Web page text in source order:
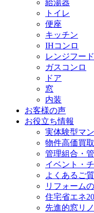
給湯器
トイレ
便座
キッチン
IHコンロ
レンジフード
ガスコンロ
ドア
窓
内装
お客様の声
お役立ち情報
実体験型マ
物件高価買
管理組合・
イベント・
よくあるご
リフォーム
住宅省エネ
先進的窓リ